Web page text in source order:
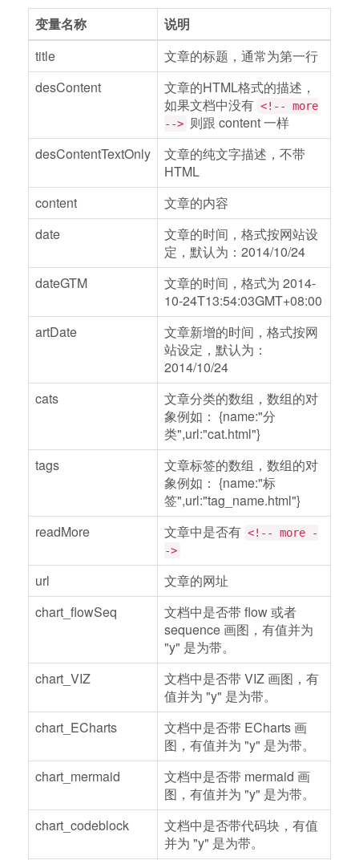
变量名称
说明
title
文章的标题，通常为第一行
desContent
文章的HTML格式的描述，
如果文档中没有 <!-- more
-->
则跟 content 一样
desContentTextOnly
文章的纯文字描述，不带
HTML
content
文章的内容
date
文章的时间，格式按网站设
定，默认为：2014/10/24
dateGTM
文章的时间，格式为 2014-
10-24T13:54:03GMT+08:00
artDate
文章新增的时间，格式按网
站设定，默认为：
2014/10/24
cats
文章分类的数组，数组的对
象例如： {name:"分
类",url:"cat.html"}
tags
文章标签的数组，数组的对
象例如： {name:"标
签",url:"tag_name.html"}
readMore
文章中是否有 <!-- more -
->
url
文章的网址
chart_flowSeq
文档中是否带 flow 或者
sequence 画图，有值并为
"y" 是为带。
chart_VIZ
文档中是否带 VIZ 画图，有
值并为 "y" 是为带。
chart_ECharts
文档中是否带 ECharts 画
图，有值并为 "y" 是为带。
chart_mermaid
文档中是否带 mermaid 画
图，有值并为 "y" 是为带。
chart_codeblock
文档中是否带代码块，有值
并为 "y" 是为带。